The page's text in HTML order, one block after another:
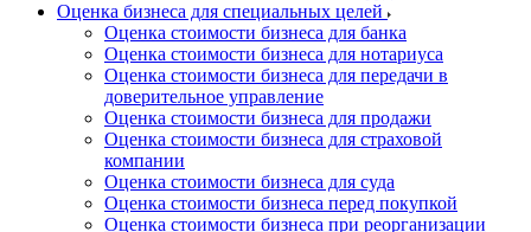
Оценка бизнеса для специальных целей
Оценка стоимости бизнеса для банка
Оценка стоимости бизнеса для нотариуса
Оценка стоимости бизнеса для передачи в
доверительное управление
Оценка стоимости бизнеса для продажи
Оценка стоимости бизнеса для страховой
компании
Оценка стоимости бизнеса для суда
Оценка стоимости бизнеса перед покупкой
Оценка стоимости бизнеса при реорганизации